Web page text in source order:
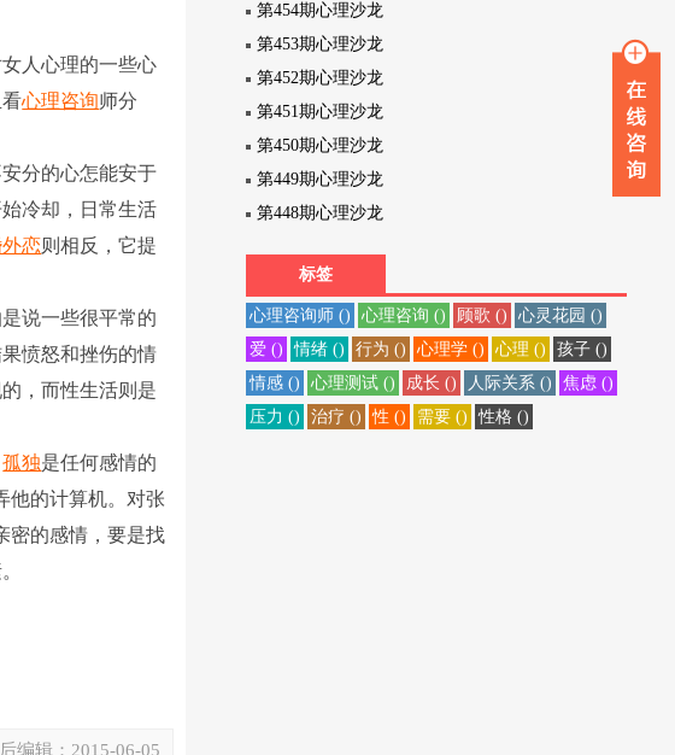
人心理的一些心
心理咨询师分
分的心怎能安于
冷却，日常生活
恋则相反，它提
是说一些很平常的
愤怒和挫伤的情
，而性生活则是
孤独是任何感情的
他的计算机。对张
密的感情，要是找
编辑： 2015-06-05
第454期心理沙龙
第453期心理沙龙
第452期心理沙龙
第451期心理沙龙
第450期心理沙龙
第449期心理沙龙
第448期心理沙龙
标签
心理咨询师 () 心理咨询 () 顾歌 ()
心灵花园 ()
爱 ()
情绪 () 行为 () 心理学 () 心理 ()
孩子 ()
情感 ()
心理测试 () 成长 () 人际关系 ()
焦虑 ()
压力 ()
治疗 () 性 () 需要 () 性格 ()